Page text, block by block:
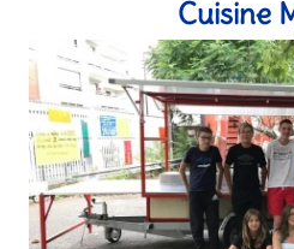
Cuisine